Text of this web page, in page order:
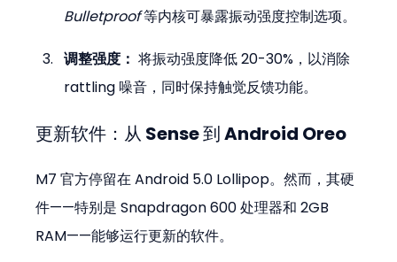
Bulletproof 等内核可暴露振动强度控制选项。
调整强度： 将振动强度降低 20-30%，以消除
rattling 噪音，同时保持触觉反馈功能。
更新软件：从 Sense 到 Android Oreo
M7 官方停留在 Android 5.0 Lollipop。然而，其硬
件——特别是 Snapdragon 600 处理器和 2GB
RAM——能够运行更新的软件。